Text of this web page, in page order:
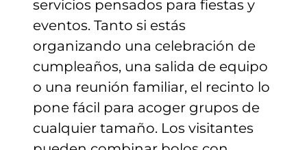
servicios pensados para fiestas y
eventos. Tanto si estás
organizando una celebración de
cumpleaños, una salida de equipo
o una reunión familiar, el recinto lo
pone fácil para acoger grupos de
cualquier tamaño. Los visitantes